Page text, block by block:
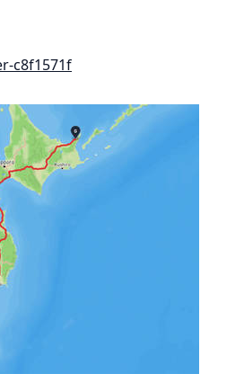
c8f1571f